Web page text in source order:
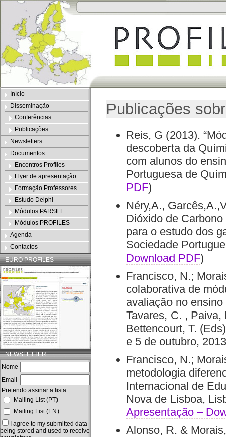
Publicações
Reis, G (2013).
descoberta da
com alunos do
Portuguesa de
PDF)
Néry,A.,
Dióxido de Carbono
para o estudo dos
Sociedade
Download PDF)
Francisco, N.;
colaborativa de
avaliação no
Tavares, C. ,
Bettencourt, T.
e 5 de outubro,
Francisco, N.;
metodologia
Internacional de
Nova de Lisboa,
Apresentação –
Alonso, R. &
Início
Disseminação
Conferências
Publicações
Newsletters
Documentos
Encontros Profiles
Flyer de apresentação
Formação Professores
Estudo Delphi
Módulos PARSEL
Módulos PROFILES
Agenda
Contactos
EURO PROFILES
NEWSLETTER
Nome
Email
Pretendo assinar a lista:
Mailing List (PT)
Mailing List (EN)
I agree to my submitted data
being stored and used to receive